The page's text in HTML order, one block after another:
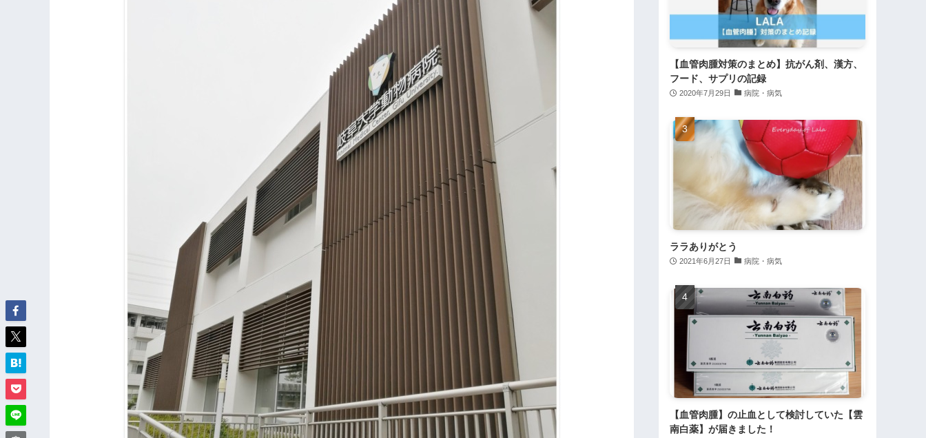
【血管肉腫対策のまとめ】抗がん剤、漢方、
フード、サプリの記録
2020年7月29日 病院・病気
ララありがとう
2021年6月27日 病院・病気
【血管肉腫】の止血として検討していた【雲
南白薬】が届きました！